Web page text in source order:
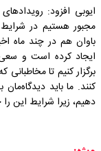
ایوبی افزود:
مجبور هستیم در
باوان هم در چند ماه
ایجاد کرده است و سعی
برگزار کنیم تا مخاطبانی
کنند. ما باید دیدگاه‌مان
دهیم، زیرا شرایط این